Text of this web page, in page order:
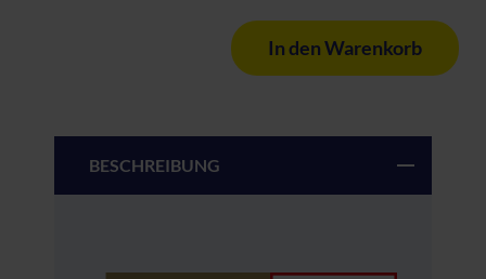
In den Warenkorb
BESCHREIBUNG